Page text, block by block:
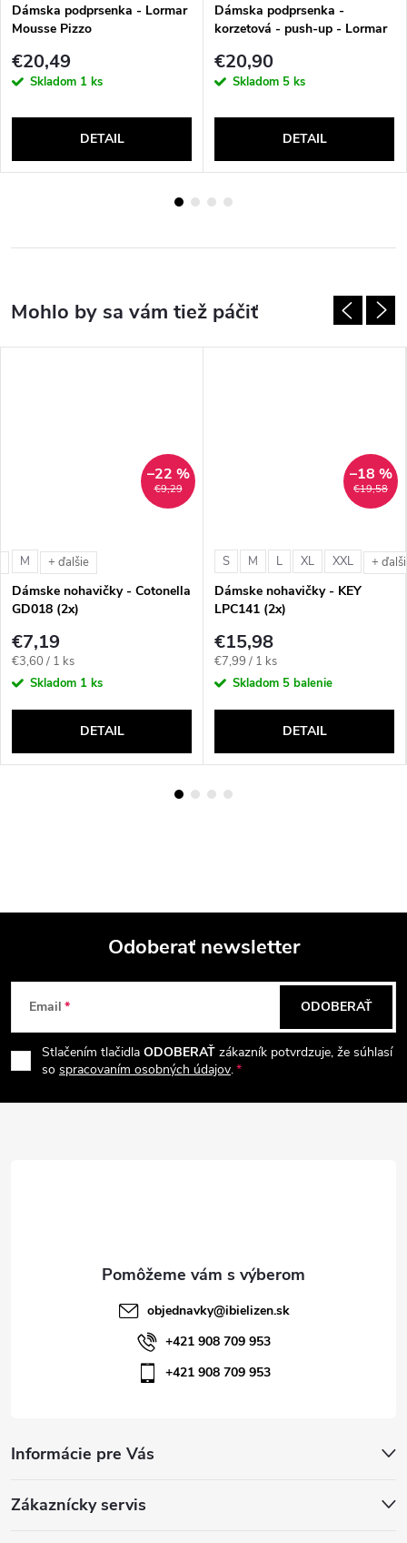
Dámska podprsenka - Lormar
Mousse Pizzo
€20,49
Skladom 1 ks
DETAIL
Dámska podprsenka -
korzetová - push-up - Lormar
€20,90
Skladom 5 ks
DETAIL
€9,29
–22 %
M + ďalšie
Dámske nohavičky - Cotonella
GD018 (2x)
€7,19
Jednotková
cena:
€3,60 / 1 ks
Skladom 1 ks
DETAIL
€19,58
–18 %
S M L XL XXL +
Dámske nohavičky - KEY
LPC141 (2x)
€15,98
Jednotková
cena:
€7,99 / 1 ks
Skladom 5 balenie
DETAIL
Z
á
p
Odoberať newsletter
Email
Stlačením tlačidla ODOBERAŤ zákazník potvrdzuje, že súhlasí
so spracovaním osobných údajov.
ODOBERAŤ
Informácie pre Vás
Zákaznícky servis
objednavky@ibielizen.sk
+421 908 709 953
+421 908 709 953